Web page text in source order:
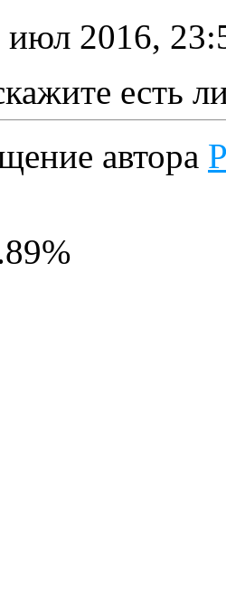
июл 2016,
есть
автора